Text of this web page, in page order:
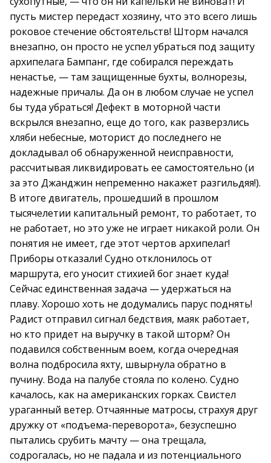
пусть мистер передаст хозяину, что это всего лишь
роковое стечение обстоятельств! Шторм начался
внезапно, он просто не успел убраться под защиту
архипелага Бампанг, где собирался переждать
ненастье, — там защищенные бухты, волнорезы,
надежные причалы. Да он в любом случае не успел
бы туда убраться! Дефект в моторной части
вскрылся внезапно, еще до того, как разверзлись
хляби небесные, моторист до последнего не
докладывал об обнаруженной неисправности,
рассчитывая ликвидировать ее самостоятельно (и
за это Джанджин непременно накажет разгильдяя!).
В итоге двигатель, прошедший в прошлом
тысячелетии капитальный ремонт, то работает, то
не работает, но это уже не играет никакой роли. Он
понятия не имеет, где этот чертов архипелаг!
Приборы отказали! Судно отклонилось от
маршрута, его уносит стихией бог знает куда!
Сейчас единственная задача — удержаться на
плаву. Хорошо хоть не додумались парус поднять!
Радист отправил сигнал бедствия, маяк работает,
но кто придет на выручку в такой шторм? Он
подавился собственным воем, когда очередная
волна подбросила яхту, швырнула обратно в
пучину. Вода на палубе стояла по колено. Судно
качалось, как на американских горках. Свистел
ураганный ветер. Отчаянные матросы, страхуя друг
дружку от «подъема-переворота», безуспешно
пытались срубить мачту — она трещала,
содрогалась, но не падала и из потенциального